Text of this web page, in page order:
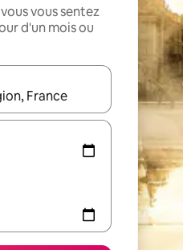
vous sentez
d'un mois ou
utilisez les flèches vers le haut